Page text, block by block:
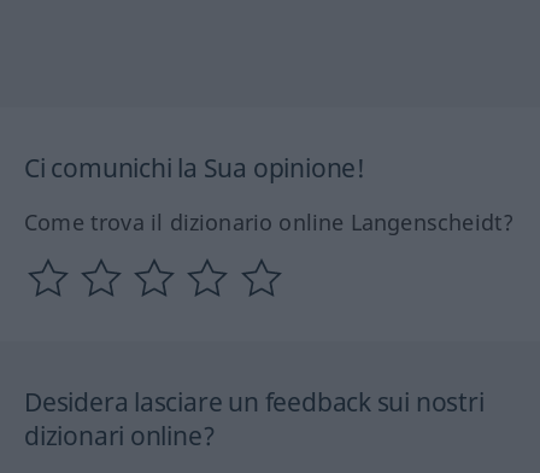
Ci comunichi la Sua opinione!
Come trova il dizionario online Langenscheidt?
Desidera lasciare un feedback sui nostri
dizionari online?